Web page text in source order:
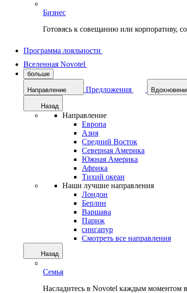
Бизнес
Готовясь к совещанию или корпоративу,
Программа лояльности
Вселенная Novotel
больше
Направление Предложения
Назад
Направление
Европа
Азия
Средний Восток
Северная Америка
Южная Америка
Африка
Тихий океан
Наши лучшие направления
Лондон
Берлин
Варшава
Париж
сингапур
Смотреть все направления
Назад
Семья
Насладитесь в Novotel каждым моментом